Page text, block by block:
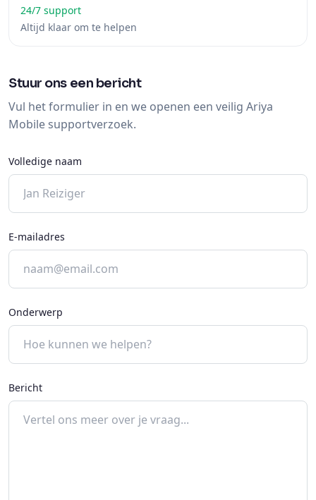
24/7 support
Altijd klaar om te helpen
Stuur ons een bericht
Vul het formulier in en we openen een veilig Ariya
Mobile supportverzoek.
Volledige naam
E-mailadres
Onderwerp
Bericht